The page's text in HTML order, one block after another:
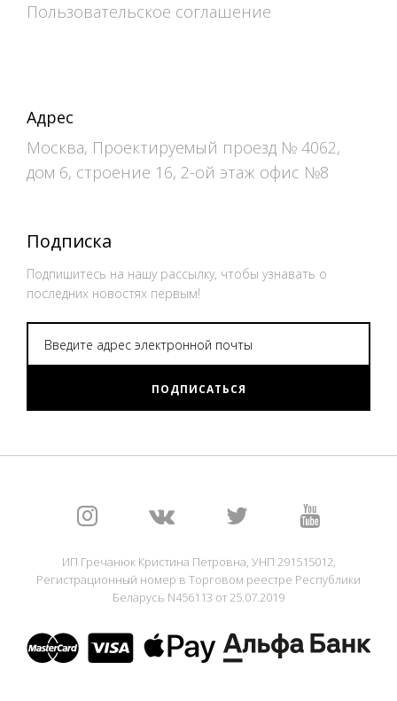
Пользовательское соглашение
Адрес
Москва, Проектируемый проезд № 4062,
дом 6, строение 16, 2-ой этаж офис №8
Подписка
Подпишитесь на нашу рассылку, чтобы узнавать о
последних новостях первым!
ПОДПИСАТЬСЯ
ИП Гречанюк Кристина Петровна, УНП 291515012,
Регистрационный номер в Торговом реестре Республики
Беларусь N456113 от 25.07.2019